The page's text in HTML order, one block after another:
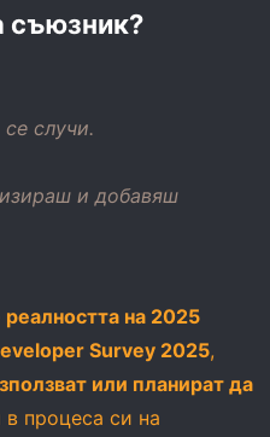
съюзник?
случи.
и добавяш
реалността на 2025
Survey 2025,
или планират да
в процеса си на